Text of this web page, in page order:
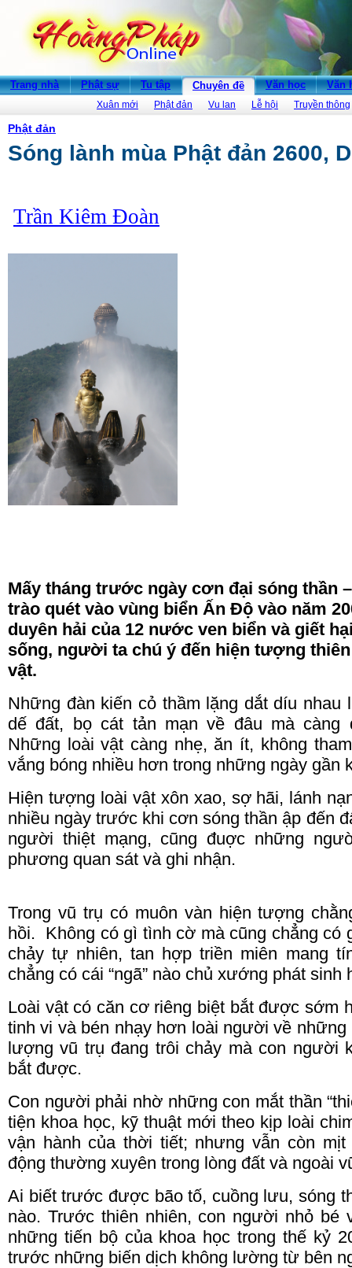
Trang nhà Phật sự Tu tập Chuyên đề Văn học Văn
Xuân mới Phật đản Vu lan Lễ hội Truyền thông
Phật đản
Sóng lành mùa Phật đản 2600,
Trần Kiêm Đoàn
Mấy tháng trước ngày cơn đại sóng thần
trào quét vào vùng biển Ấn Độ vào năm
duyên hải của 12 nước ven biển và giết
sống, người ta chú ý đến hiện tượng
vật.
Những đàn kiến cỏ thầm lặng dắt díu nhau
dế đất, bọ cát tản mạn về đâu mà càng
Những loài vật càng nhẹ, ăn ít, không
vắng bóng nhiều hơn trong những ngày gần
Hiện tượng loài vật xôn xao, sợ hãi, lánh
nhiều ngày trước khi cơn sóng thần ập đến
người thiệt mạng, cũng đuợc những
phương quan sát và ghi nhận.
Trong vũ trụ có muôn vàn hiện tượng
hồi. Không có gì tình cờ mà cũng chẳng có
chảy tự nhiên, tan hợp triền miên mang
chẳng có cái “ngã” nào chủ xướng phát
Loài vật có căn cơ riêng biệt bắt được sớm
tinhvi và bén nhạy hơn loài người về những
lượng vũ trụ đang trôi chảy mà con người
bắt được.
Con người phải nhờ những con mắt thần
tiện khoa học, kỹ thuật mới theo kịp loài
vận hành của thời tiết; nhưng vẫn còn
động thường xuyên trong lòng đất và ngoài
Ai biết trước được bão tố, cuồng lưu, sóng
nào. Trước thiên nhiên, con người nhỏ bé
những tiến bộ của khoa học trong thế kỷ
trước những biến dịch không lường từ bên